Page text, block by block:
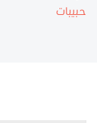
حبيبات